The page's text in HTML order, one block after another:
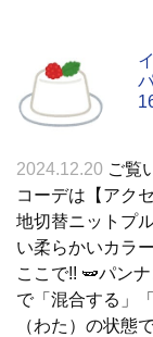
2024.12.20 ご覧
コーデは【アク
地切替ニットプ
い柔らかいカラ
ここで!! 🫛パン
で「混合する」
（わた）の状態